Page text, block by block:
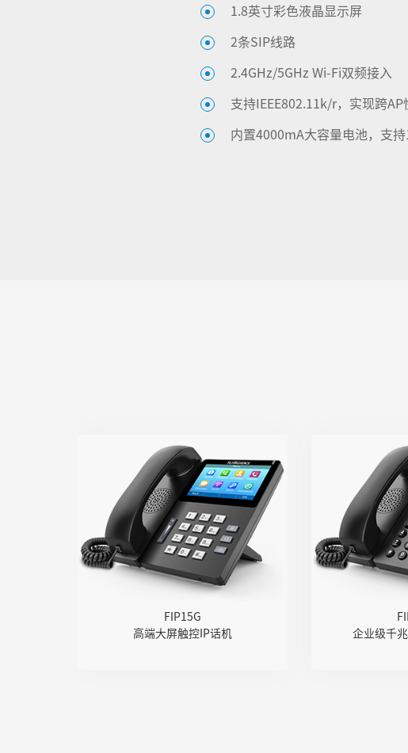
1.8英寸彩色液晶显示屏
2条SIP线路
2.4GHz/5GHz Wi-Fi双频接入
支持IEEE802.11k/r，实现跨AP
内置4000mA大容量电池，支
FIP15G
高端大屏触控IP话机
FIP15G
● 10个SIP账号，64个
DSS/BLF键
● 4.3英寸IPS彩色触摸屏
● 双千兆网口，支持2.4G&5G
Wi-Fi
企业级千
● 8个SIP账
● 双千兆网口
● 高清音质，支